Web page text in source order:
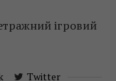
ігровий
Twitter